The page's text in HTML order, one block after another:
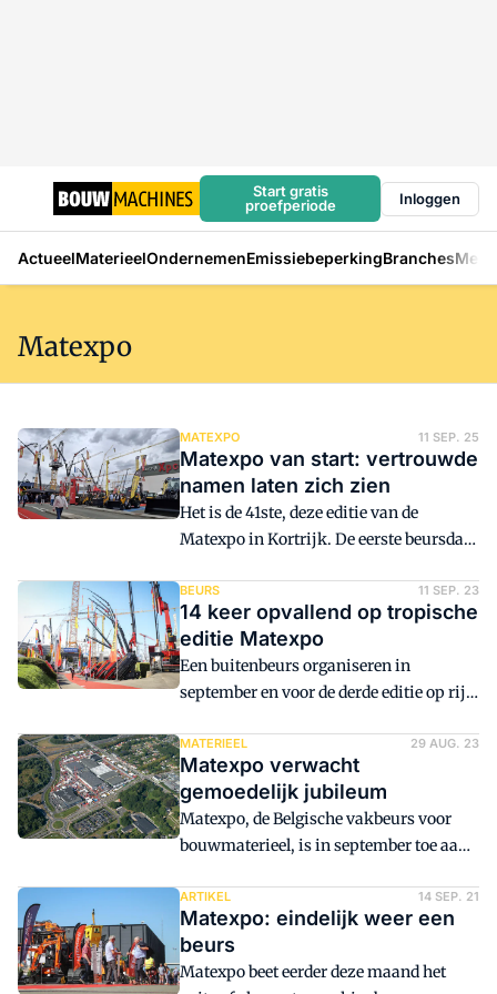
Start gratis
proefperiode
Inloggen
ActueelMaterieelOndernemenEmissiebeperkingBranches
Matexpo
MATEXPO 11 SEP. 25
Matexpo van start: vertrouwde
namen laten zich zien
Het is de 41ste, deze editie van de
Matexpo in Kortrijk. De eerste beursdag,
Misschien wel iets té rustig.
BEURS 11 SEP. 23
14 keer opvallend op tropische
editie Matexpo
Een buitenbeurs organiseren in
september en voor de derde editie op rij
Kortrijk (BE) doet het. Al kon het niet
voorkomen dat de beurs een zeer rustige
start kende.
MATERIEEL 29 AUG. 23
Matexpo verwacht
gemoedelijk jubileum
Matexpo, de Belgische vakbeurs voor
bouwmaterieel, is in september toe aan
feestje, op een beursvloer die weer
maximaal gevuld is en een korte
terugblik.
ARTIKEL 14 SEP. 21
Matexpo: eindelijk weer een
beurs
Matexpo beet eerder deze maand het